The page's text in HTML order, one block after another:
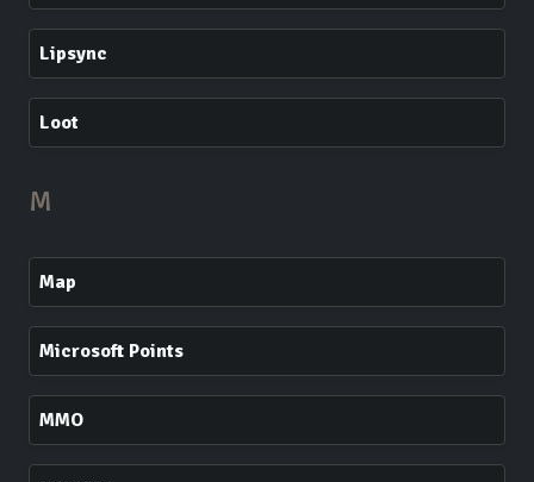
Lipsync
Loot
M
Map
Microsoft Points
MMO